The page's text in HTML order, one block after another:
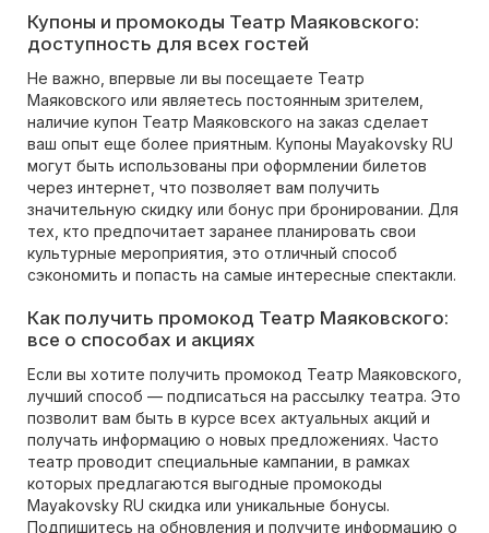
Купоны и промокоды Театр Маяковского:
доступность для всех гостей
Не важно, впервые ли вы посещаете Театр
Маяковского или являетесь постоянным зрителем,
наличие купон Театр Маяковского на заказ сделает
ваш опыт еще более приятным. Купоны Mayakovsky RU
могут быть использованы при оформлении билетов
через интернет, что позволяет вам получить
значительную скидку или бонус при бронировании. Для
тех, кто предпочитает заранее планировать свои
культурные мероприятия, это отличный способ
сэкономить и попасть на самые интересные спектакли.
Как получить промокод Театр Маяковского:
все о способах и акциях
Если вы хотите получить промокод Театр Маяковского,
лучший способ — подписаться на рассылку театра. Это
позволит вам быть в курсе всех актуальных акций и
получать информацию о новых предложениях. Часто
театр проводит специальные кампании, в рамках
которых предлагаются выгодные промокоды
Mayakovsky RU скидка или уникальные бонусы.
Подпишитесь на обновления и получите информацию о